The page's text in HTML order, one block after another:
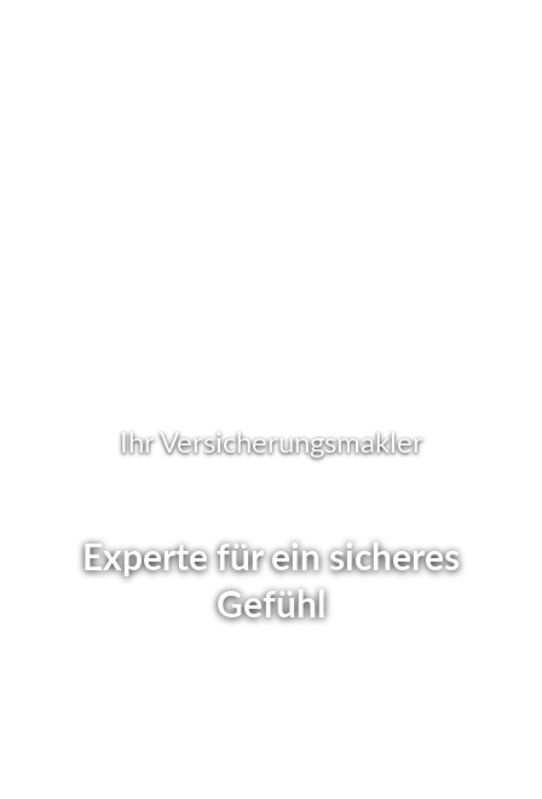
Ihr Ver­sicherungs­makler
Experte für ein sicheres
Gefühl